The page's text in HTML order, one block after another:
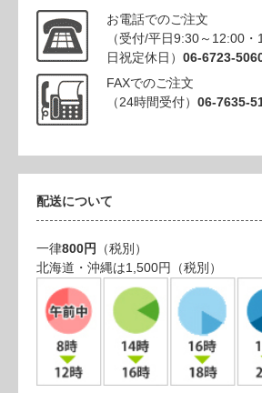
お電話でのご注文
（受付/平日9:30～12:00
日祝定休日） 06-6723-
FAXでのご注文
（24時間受付） 06-7635-
配送について
一律800円
（税別）
北海道・沖縄は1,500円（税別）